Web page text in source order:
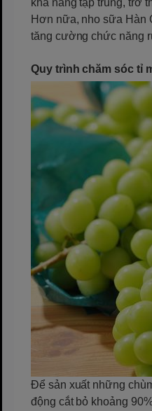
khả năng tập trung, trở
Hơn nữa, nho sữa Hàn
tăng cường chức năng
Quy trình chăm sóc tỉ
Để sản xuất những
động cắt bỏ khoảng